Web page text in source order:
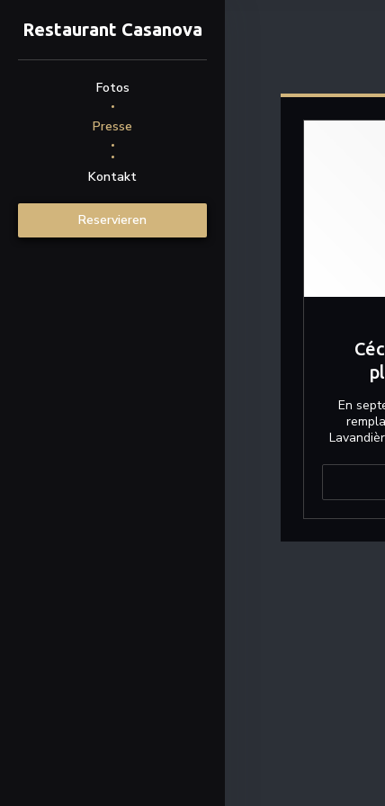
Restaurant Casanova
Fotos
Presse
((öffnet ein neues Fenster))
Kontakt
Reservieren
En